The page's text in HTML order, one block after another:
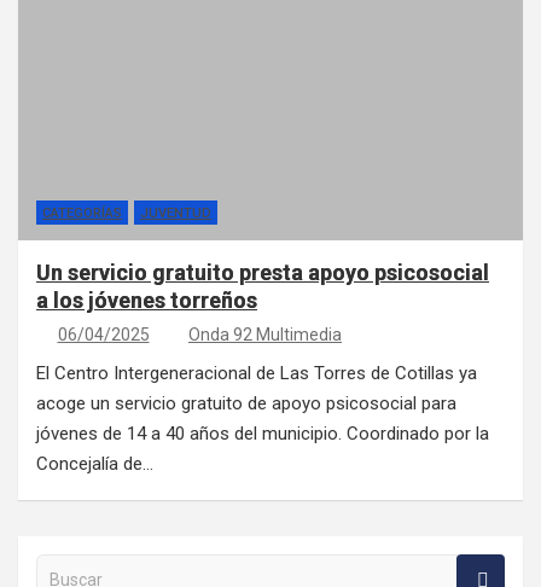
CATEGORÍAS JUVENTUD
Un servicio gratuito presta apoyo psicosocial
a los jóvenes torreños
06/04/2025 Onda 92 Multimedia
El Centro Intergeneracional de Las Torres de Cotillas ya
acoge un servicio gratuito de apoyo psicosocial para
jóvenes de 14 a 40 años del municipio. Coordinado por la
Concejalía de…
Buscar en la web